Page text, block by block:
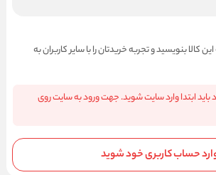
کالا بنویسید و تجربه خریدتان را با سایر کاربران به
ابتدا وارد سایت شوید. جهت ورود به سایت روی
حساب کاربری خود شوید